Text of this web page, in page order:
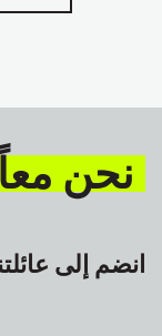
نحن
انضم إلى